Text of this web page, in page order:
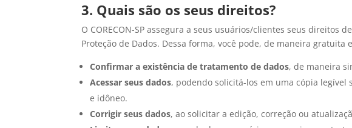
3. Quais são os seus direitos?
O CORECON-SP assegura a seus usuários/clientes seus direitos
Proteção de Dados. Dessa forma, você pode, de maneira gratuita
Confirmar a existência de tratamento de dados, de maneira
Acessar seus dados, podendo solicitá-los em uma cópia
e idôneo.
Corrigir seus dados, ao solicitar a edição, correção ou